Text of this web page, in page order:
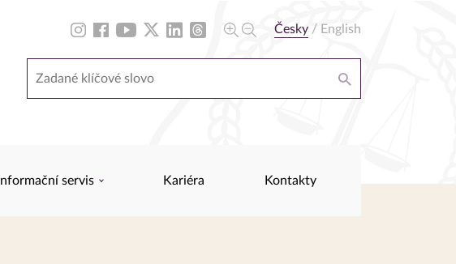
Česky / English
Informační servis Kariéra Kontakty